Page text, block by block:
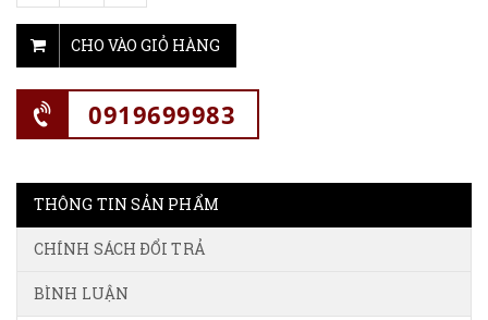
CHO VÀO GIỎ HÀNG
0919699983
THÔNG TIN SẢN PHẨM
CHÍNH SÁCH ĐỔI TRẢ
BÌNH LUẬN